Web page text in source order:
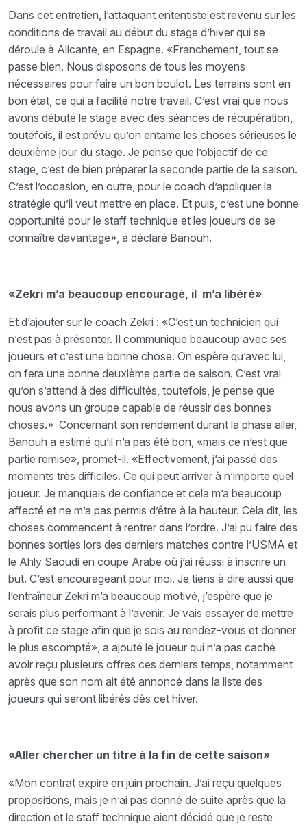
Dans cet entretien, l’attaquant ententiste est revenu sur les
conditions de travail au début du stage d’hiver qui se
déroule à Alicante, en Espagne. «Franchement, tout se
passe bien. Nous disposons de tous les moyens
nécessaires pour faire un bon boulot. Les terrains sont en
bon état, ce qui a facilité notre travail. C’est vrai que nous
avons débuté le stage avec des séances de récupération,
toutefois, il est prévu qu’on entame les choses sérieuses le
deuxième jour du stage. Je pense que l’objectif de ce
stage, c’est de bien préparer la seconde partie de la saison.
C’est l’occasion, en outre, pour le coach d’appliquer la
stratégie qu’il veut mettre en place. Et puis, c’est une bonne
opportunité pour le staff technique et les joueurs de se
connaître davantage», a déclaré Banouh.
«Zekri m’a beaucoup encouragé, il m’a libéré»
Et d’ajouter sur le coach Zekri : «C’est un technicien qui
n’est pas à présenter. Il communique beaucoup avec ses
joueurs et c’est une bonne chose. On espère qu’avec lui,
on fera une bonne deuxième partie de saison. C’est vrai
qu’on s’attend à des difficultés, toutefois, je pense que
nous avons un groupe capable de réussir des bonnes
choses.» Concernant son rendement durant la phase aller,
Banouh a estimé qu’il n’a pas été bon, «mais ce n’est que
partie remise», promet-il. «Effectivement, j’ai passé des
moments très difficiles. Ce qui peut arriver à n’importe quel
joueur. Je manquais de confiance et cela m’a beaucoup
affecté et ne m’a pas permis d’être à la hauteur. Cela dit, les
choses commencent à rentrer dans l’ordre. J’ai pu faire des
bonnes sorties lors des derniers matches contre l’USMA et
le Ahly Saoudi en coupe Arabe où j’ai réussi à inscrire un
but. C’est encourageant pour moi. Je tiens à dire aussi que
l’entraîneur Zekri m’a beaucoup motivé, j’espère que je
serais plus performant à l’avenir. Je vais essayer de mettre
à profit ce stage afin que je sois au rendez-vous et donner
le plus escompté», a ajouté le joueur qui n’a pas caché
avoir reçu plusieurs offres ces derniers temps, notamment
après que son nom ait été annoncé dans la liste des
joueurs qui seront libérés dès cet hiver.
«Aller chercher un titre à la fin de cette saison»
«Mon contrat expire en juin prochain. J’ai reçu quelques
propositions, mais je n’ai pas donné de suite après que la
direction et le staff technique aient décidé que je reste